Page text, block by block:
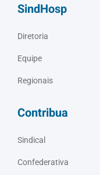
SindHosp
Diretoria
Equipe
Regionais
Contribua
Sindical
Confederativa